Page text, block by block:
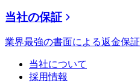
当社の保証
業界最強の書面による返金保証
当社について
採用情報